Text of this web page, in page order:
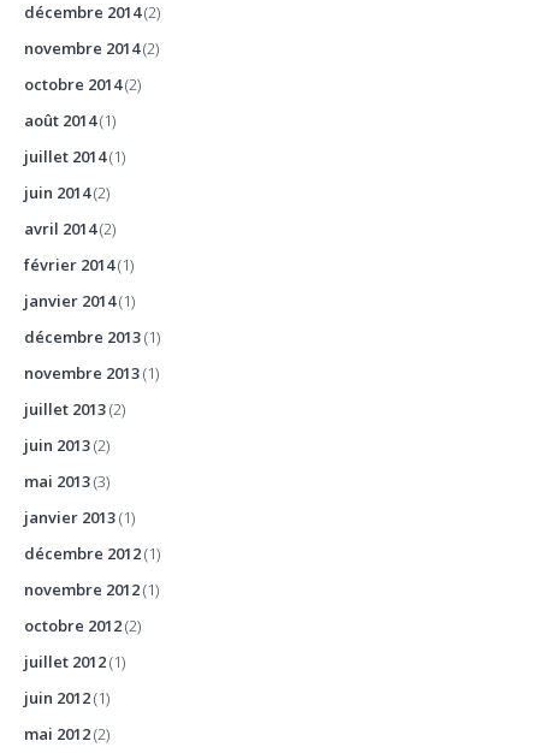
décembre 2014(2)
novembre 2014(2)
octobre 2014(2)
août 2014(1)
juillet 2014(1)
juin 2014(2)
avril 2014(2)
février 2014(1)
janvier 2014(1)
décembre 2013(1)
novembre 2013(1)
juillet 2013(2)
juin 2013(2)
mai 2013(3)
janvier 2013(1)
décembre 2012(1)
novembre 2012(1)
octobre 2012(2)
juillet 2012(1)
juin 2012(1)
mai 2012(2)